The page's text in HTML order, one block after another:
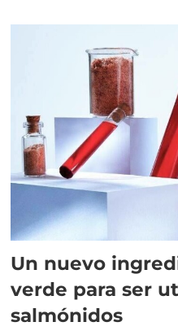
Un nuevo
verde para ser
salmónidos